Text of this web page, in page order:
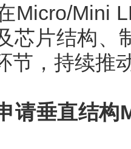
Micro/Mini
芯片结构、
节，持续推
请垂直结